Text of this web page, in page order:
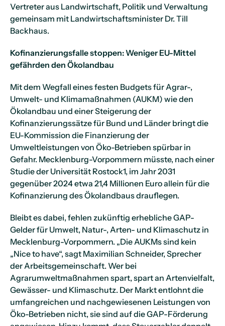
Vertreter aus Landwirtschaft, Politik und Verwaltung
gemeinsam mit Landwirtschaftsminister Dr. Till
Backhaus.
Kofinanzierungsfalle stoppen: Weniger EU-Mittel
gefährden den Ökolandbau
Mit dem Wegfall eines festen Budgets für Agrar-,
Umwelt- und Klimamaßnahmen (AUKM) wie den
Ökolandbau und einer Steigerung der
Kofinanzierungssätze für Bund und Länder bringt die
EU-Kommission die Finanzierung der
Umweltleistungen von Öko-Betrieben spürbar in
Gefahr. Mecklenburg-Vorpommern müsste, nach einer
Studie der Universität Rostock1, im Jahr 2031
gegenüber 2024 etwa 21,4 Millionen Euro allein für die
Kofinanzierung des Ökolandbaus drauflegen.
Bleibt es dabei, fehlen zukünftig erhebliche GAP-
Gelder für Umwelt, Natur-, Arten- und Klimaschutz in
Mecklenburg-Vorpommern. „Die AUKMs sind kein
„Nice to have“, sagt Maximilian Schneider, Sprecher
der Arbeitsgemeinschaft. Wer bei
Agrarumweltmaßnahmen spart, spart an Artenvielfalt,
Gewässer- und Klimaschutz. Der Markt entlohnt die
umfangreichen und nachgewiesenen Leistungen von
Öko-Betrieben nicht, sie sind auf die GAP-Förderung